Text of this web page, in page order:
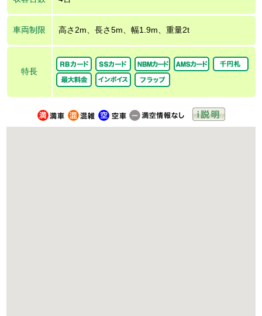
車両制限 高さ2m、長さ5m、幅1.9m、重量2t
特長